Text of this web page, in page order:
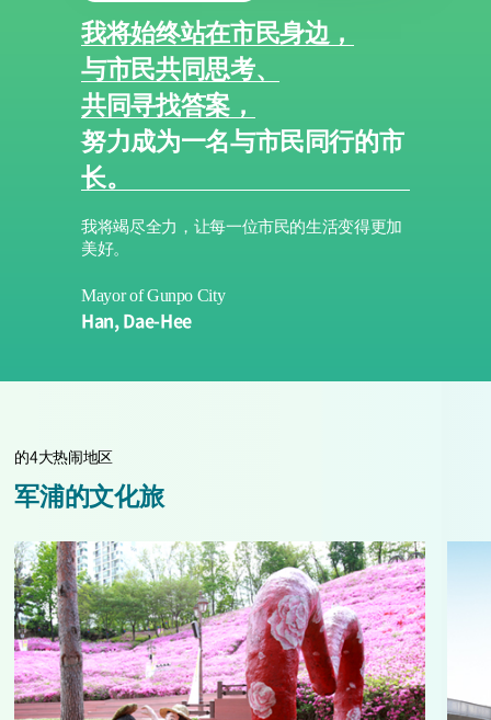
我将始终站在市民身边，
与市民共同思考、
共同寻找答案，
努力成为一名与市民同行的市
长。
我将竭尽全力，让每一位市民的生活变得更加
美好。
Mayor of Gunpo City
Han, Dae-Hee
的4大热闹地区
军浦的文化旅